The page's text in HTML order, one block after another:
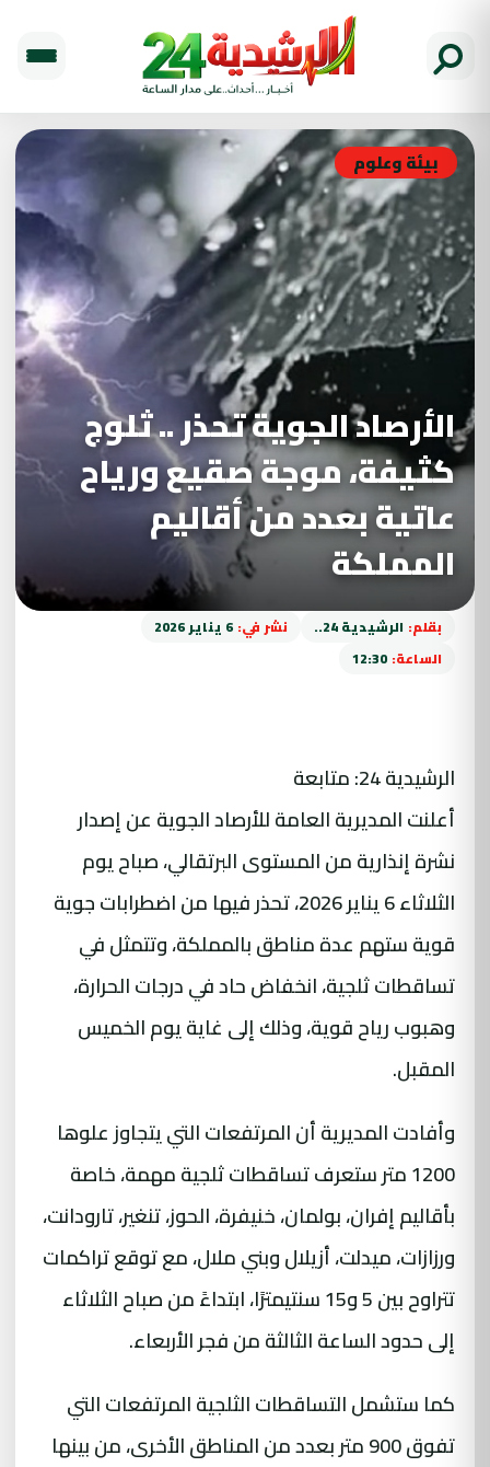
بيئة وعلوم
الأرصاد الجوية تحذر .. ثلوج
كثيفة، موجة صقيع ورياح
عاتية بعدد من أقاليم
المملكة
بقلم: الرشيدية 24.. نشر في: 6 يناير 2026
الساعة: 12:30
الرشيدية 24: متابعة
أعلنت المديرية العامة للأرصاد الجوية عن إصدار
نشرة إنذارية من المستوى البرتقالي، صباح يوم
الثلاثاء 6 يناير 2026، تحذر فيها من اضطرابات جوية
قوية ستهم عدة مناطق بالمملكة، وتتمثل في
تساقطات ثلجية، انخفاض حاد في درجات الحرارة،
وهبوب رياح قوية، وذلك إلى غاية يوم الخميس
المقبل.
وأفادت المديرية أن المرتفعات التي يتجاوز علوها
1200 متر ستعرف تساقطات ثلجية مهمة، خاصة
بأقاليم إفران، بولمان، خنيفرة، الحوز، تنغير، تارودانت،
ورزازات، ميدلت، أزيلال وبني ملال، مع توقع تراكمات
تتراوح بين 5 و15 سنتيمترًا، ابتداءً من صباح الثلاثاء
إلى حدود الساعة الثالثة من فجر الأربعاء.
كما ستشمل التساقطات الثلجية المرتفعات التي
تفوق 900 متر بعدد من المناطق الأخرى، من بينها